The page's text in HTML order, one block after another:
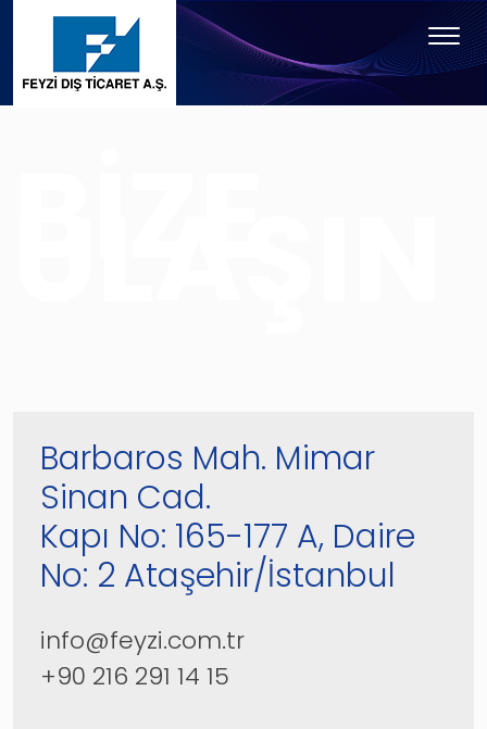
Barbaros Mah. Mimar
Sinan Cad.
Kapı No: 165-177 A, Daire
No: 2 Ataşehir/İstanbul
info@feyzi.com.tr
+90 216 291 14 15